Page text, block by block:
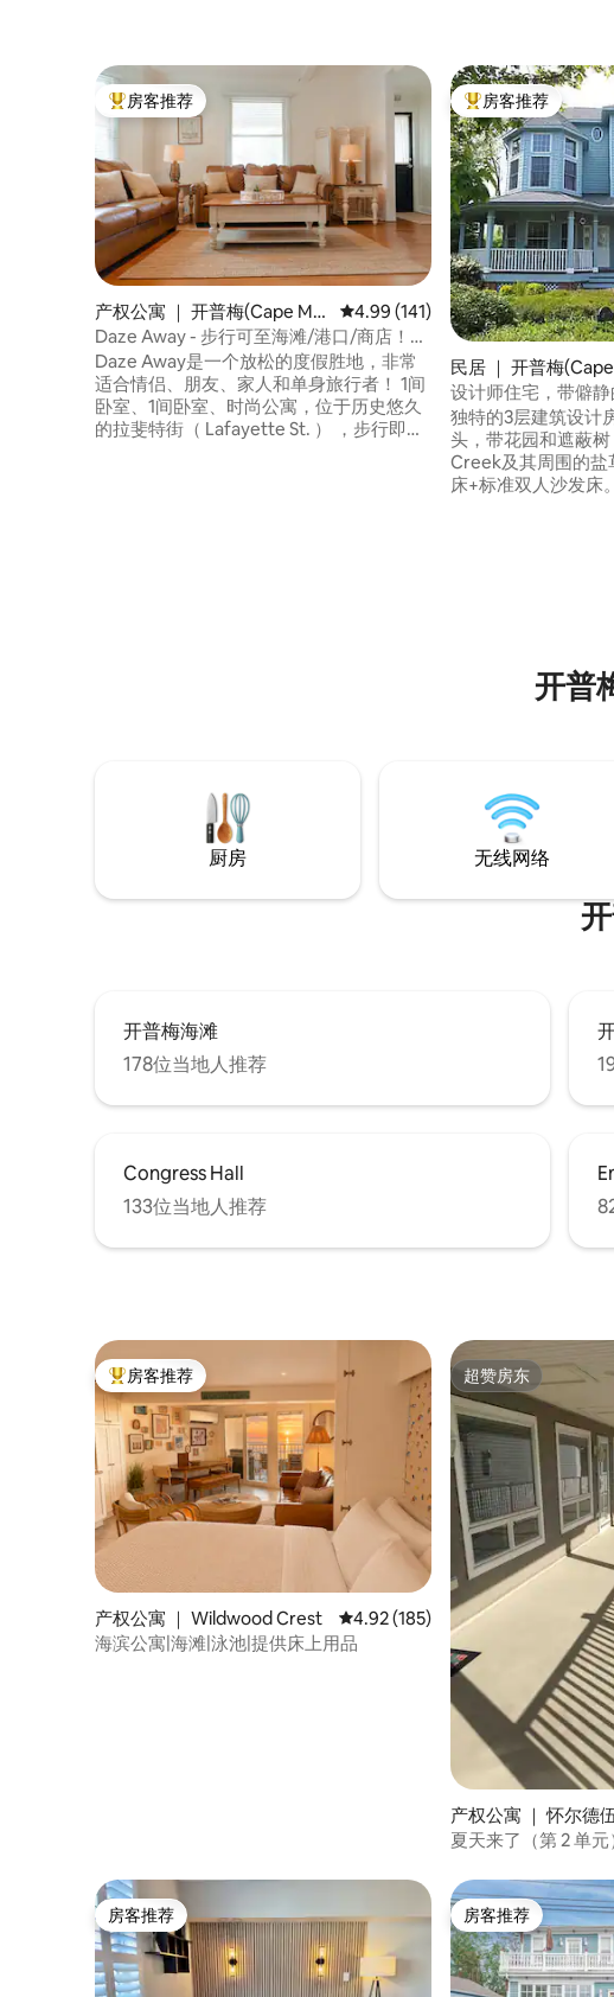
热门「房客推荐」
房客推荐
产权公寓 ｜ 开普梅(Cape Ma
y)
平均评分 4.99 分（满分 5 分），
4.99 (141)
Daze Away - 步行可至海滩/港口/商店！3
号单元
Daze Away是一个放松的度假胜地，非常
适合情侣、朋友、家人和单身旅行者！ 1间
卧室、1间卧室、时尚公寓，位于历史悠久
的拉斐特街（ Lafayette St. ） ，步行即可
热门「房客推荐」
房客推荐
民居 ｜ 开普梅
设计师住宅，带僻
独特的3层建筑设计
头，带花园和遮蔽
Creek及其周围的盐
床+标准双人沙发床
开普
厨房 无线网络
开普梅海滩
178位当地人推荐
Congress Hall
133位当地人推荐
热门「房客推荐」
房客推荐
产权公寓 ｜ Wildwood Crest 平均评分 4.92 分（满分 5 分），
4.92 (185)
海滨公寓|海滩|泳池|提供床上用品
超赞房东
超赞房东
产权公寓 ｜ 怀尔德
wood)
夏天来了（第 2 单元
房客推荐
房客推荐 房客推荐
房客推荐